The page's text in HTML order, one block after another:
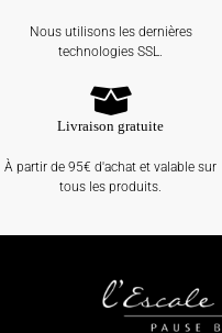
Nous utilisons les dernières
technologies SSL.
Livraison gratuite
À partir de 95€ d'achat et valable sur
tous les produits.